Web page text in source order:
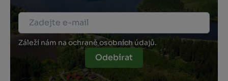
Záleží nám na ochraně osobních údajů.
Odebírat